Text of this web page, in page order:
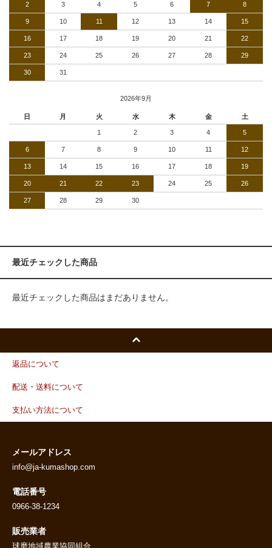
2 3 4 5 6 7 8
9 10 11 12 13 14 15
16 17 18 19 20 21 22
23 24 25 26 27 28 29
30 31
2026年9月
日 月 火 水 木 金 土
1 2 3 4 5
6 7 8 9 10 11 12
13 14 15 16 17 18 19
20 21 22 23 24 25 26
27 28 29 30
最近チェックした商品
最近チェックした商品はまだありません。
返品について
配送・送料について
支払い方法について
メールアドレス
info@ja-kumashop.com
電話番号
0966-38-1234
販売業者